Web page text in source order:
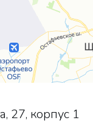
27, корпус 1